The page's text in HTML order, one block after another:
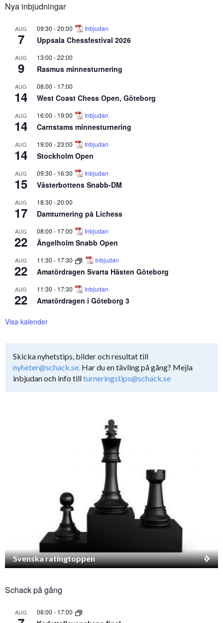
Nya inbjudningar
AUG
7
09:30 -20:00 Inbjudan
Uppsala Chessfestival 2026
AUG
9
13:00 -22:00
Rasmus minnesturnering
AUG
14
08:00 - 17:00
West Coast Chess Open, Göteborg
AUG
14
16:00 - 19:00 Inbjudan
Carnstams minnesturnering
AUG
14
19:00 -23:00 Inbjudan
Stockholm Open
AUG
15
09:30 - 16:30 Inbjudan
Västerbottens Snabb-DM
AUG
17
18:30 -20:00
Damturnering på Lichess
AUG
22
08:00 - 17:00 Inbjudan
Ängelholm Snabb Open
AUG
22
11:30 - 17:30 Inbjudan
Amatördragen Svarta Hästen Göteborg
AUG
22
11:30 - 17:30 Inbjudan
Amatördragen i Göteborg 3
Visa kalender
Skicka nyhetstips, bilder och resultat till
nyheter@schack.se. Har du en tävling på gång? Mejla
inbjudan och info tillturneringstips@schack.se
Svenska ratingtoppen
Schack på gång
AUG 08:00 - 17:00